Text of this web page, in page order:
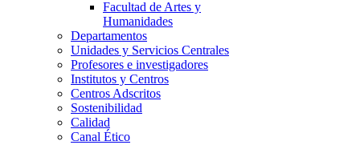
Facultad de Artes y
Humanidades
Departamentos
Unidades y Servicios Centrales
Profesores e investigadores
Institutos y Centros
Centros Adscritos
Sostenibilidad
Calidad
Canal Ético